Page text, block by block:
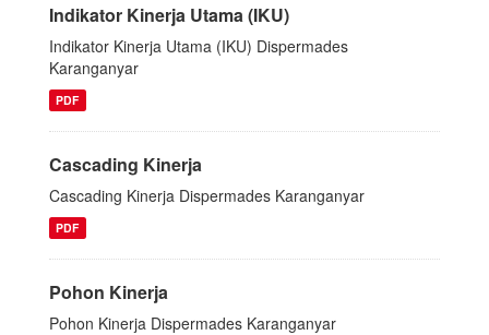
Indikator Kinerja Utama (IKU)
Indikator Kinerja Utama (IKU) Dispermades
Karanganyar
PDF
Cascading Kinerja
Cascading Kinerja Dispermades Karanganyar
PDF
Pohon Kinerja
Pohon Kinerja Dispermades Karanganyar